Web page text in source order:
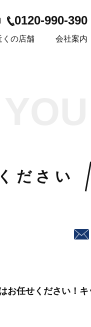
くの店舗 会社案内
0120-990-390
ださい
お任せください！